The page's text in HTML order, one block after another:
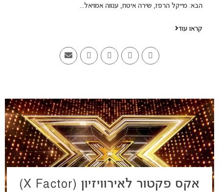
הבא: מייקל הרפז, שירה איטח, ענווה אמויאל...
קראו עוד
אקס פקטור לאירוויזיון (X Factor)